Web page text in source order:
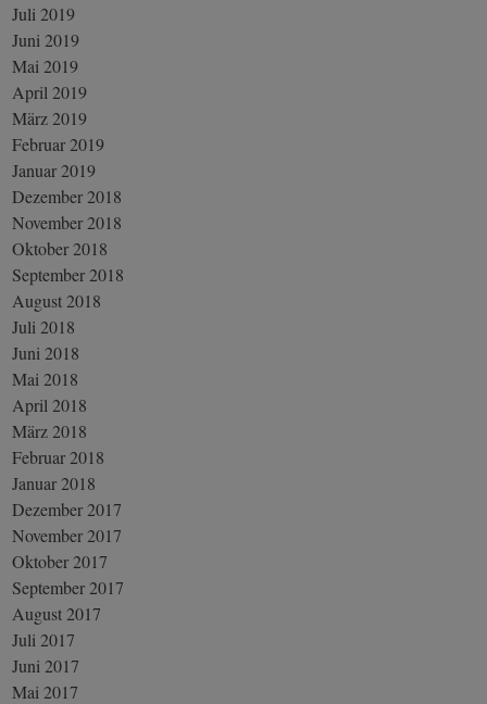
Juli 2019
Juni 2019
Mai 2019
April 2019
März 2019
Februar 2019
Januar 2019
Dezember 2018
November 2018
Oktober 2018
September 2018
August 2018
Juli 2018
Juni 2018
Mai 2018
April 2018
März 2018
Februar 2018
Januar 2018
Dezember 2017
November 2017
Oktober 2017
September 2017
August 2017
Juli 2017
Juni 2017
Mai 2017